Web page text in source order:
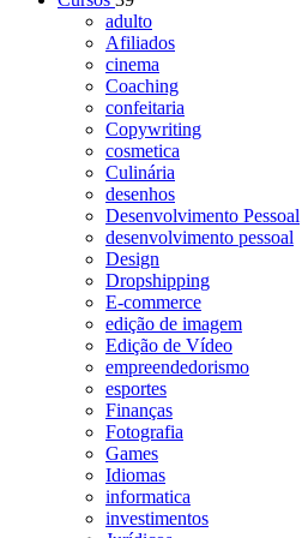
adulto
Afiliados
cinema
Coaching
confeitaria
Copywriting
cosmetica
Culinária
desenhos
Desenvolvimento Pessoal
desenvolvimento pessoal
Design
Dropshipping
E-commerce
edição de imagem
Edição de Vídeo
empreendedorismo
esportes
Finanças
Fotografia
Games
Idiomas
informatica
investimentos